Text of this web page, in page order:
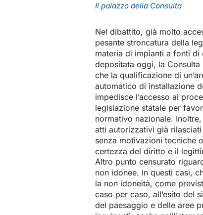
Il palazzo della Consulta
Nel dibattito, già molto
pesante stroncatura della
materia di impianti a fonti di
depositata oggi, la
che la qualificazione di
automatico di installazione
impedisce l’accesso ai
legislazione statale per
normativo nazionale.
atti autorizzativi già
senza motivazioni tecniche
certezza del diritto e il
Altro punto censurato
non idonee. In questi casi,
la non idoneità, come
caso per caso, all’esito del
del paesaggio e delle aree